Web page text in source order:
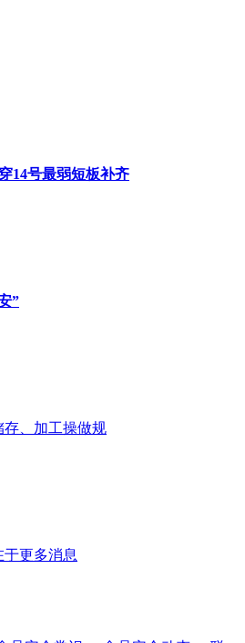
14号最弱短板补齐
”
存、加工操做规
更多消息